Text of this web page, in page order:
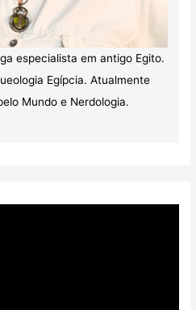
especialista em antigo Egito.
Egípcia. Atualmente
Mundo e Nerdologia.